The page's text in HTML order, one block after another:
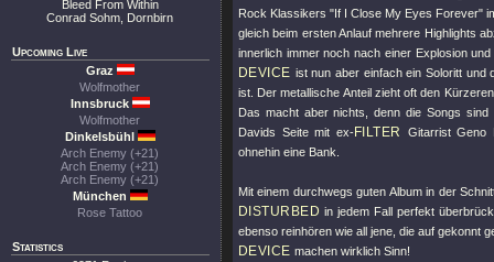
Bleed From Within
Conrad Sohm, Dornbirn
Upcoming Live
Graz
Wolfmother
Innsbruck
Wolfmother
Dinkelsbühl
Arch Enemy (+21)
Arch Enemy (+21)
Arch Enemy (+21)
München
Rose Tattoo
Statistics
Rock Klassikers"If I Close My Eyes Forever"
gleich beim ersten Anlauf mehrere Highlights
innerlich immer noch nach einer Explosion
DEVICE ist nun aber einfach ein Soloritt
ist. Der metallische Anteil zieht oft den
Das macht aber nichts, denn die Songs
Davids Seite mit ex-FILTER
Gitarrist Geno
ohnehin eine Bank.
Mit einem durchwegs guten Album in der
DISTURBED in jedem Fall perfekt
ebenso reinhören wie all jene, die auf gekonnt
DEVICE machen wirklich Sinn!